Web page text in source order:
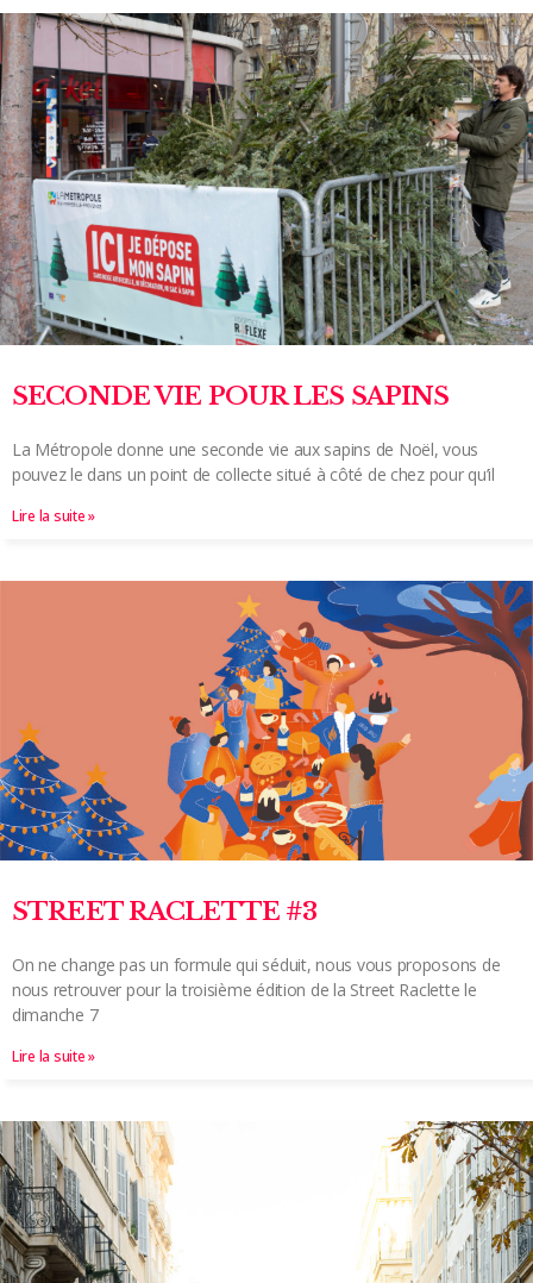
SECONDE VIE POUR LES SAPINS
La Métropole donne une seconde vie aux sapins de Noël, vous
pouvez le dans un point de collecte situé à côté de chez pour qu’il
Lire la suite »
STREET RACLETTE #3
On ne change pas un formule qui séduit, nous vous proposons de
nous retrouver pour la troisième édition de la Street Raclette le
dimanche 7
Lire la suite »